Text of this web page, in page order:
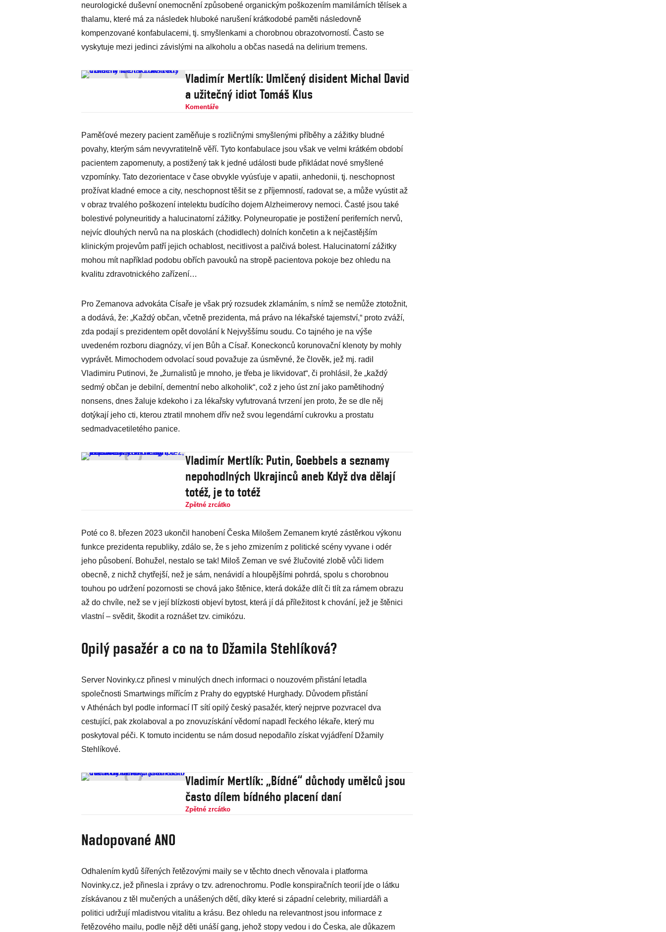
neurologické duševní onemocnění způsobené organickým poškozením mamilárních tělísek a
thalamu, které má za následek hluboké narušení krátkodobé paměti následovně
kompenzované konfabulacemi, tj. smyšlenkami a chorobnou obrazotvorností. Často se
vyskytuje mezi jedinci závislými na alkoholu a občas nasedá na delirium tremens.
Vladimír Mertlík: Umlčený disident Michal David
a užitečný idiot Tomáš Klus
Komentáře
Paměťové mezery pacient zaměňuje s rozličnými smyšlenými příběhy a zážitky bludné
povahy, kterým sám nevyvratitelně věří. Tyto konfabulace jsou však ve velmi krátkém období
pacientem zapomenuty, a postižený tak k jedné události bude přikládat nové smyšlené
vzpomínky. Tato dezorientace v čase obvykle vyúsťuje v apatii, anhedonii, tj. neschopnost
prožívat kladné emoce a city, neschopnost těšit se z příjemností, radovat se, a může vyústit až
v obraz trvalého poškození intelektu budícího dojem Alzheimerovy nemoci. Časté jsou také
bolestivé polyneuritidy a halucinatorní zážitky. Polyneuropatie je postižení periferních nervů,
nejvíc dlouhých nervů na na ploskách (chodidlech) dolních končetin a k nejčastějším
klinickým projevům patří jejich ochablost, necitlivost a palčivá bolest. Halucinatorní zážitky
mohou mít například podobu obřích pavouků na stropě pacientova pokoje bez ohledu na
kvalitu zdravotnického zařízení…
Pro Zemanova advokáta Císaře je však prý rozsudek zklamáním, s nímž se nemůže ztotožnit,
a dodává, že: „Každý občan, včetně prezidenta, má právo na lékařské tajemství,“ proto zváží,
zda podají s prezidentem opět dovolání k Nejvyššímu soudu. Co tajného je na výše
uvedeném rozboru diagnózy, ví jen Bůh a Císař. Koneckonců korunovační klenoty by mohly
vyprávět. Mimochodem odvolací soud považuje za úsměvné, že člověk, jež mj. radil
Vladimiru Putinovi, že „žurnalistů je mnoho, je třeba je likvidovat“, či prohlásil, že „každý
sedmý občan je debilní, dementní nebo alkoholik“, což z jeho úst zní jako pamětihodný
nonsens, dnes žaluje kdekoho i za lékařsky vyfutrovaná tvrzení jen proto, že se dle něj
dotýkají jeho cti, kterou ztratil mnohem dřív než svou legendární cukrovku a prostatu
sedmadvacetiletého panice.
Vladimír Mertlík: Putin, Goebbels a seznamy
nepohodlných Ukrajinců aneb Když dva dělají
totéž, je to totéž
Zpětné zrcátko
Poté co 8. březen 2023 ukončil hanobení Česka Milošem Zemanem kryté zástěrkou výkonu
funkce prezidenta republiky, zdálo se, že s jeho zmizením z politické scény vyvane i odér
jeho působení. Bohužel, nestalo se tak! Miloš Zeman ve své žlučovité zlobě vůči lidem
obecně, z nichž chytřejší, než je sám, nenávidí a hloupějšími pohrdá, spolu s chorobnou
touhou po udržení pozornosti se chová jako štěnice, která dokáže dlít či tlít za rámem obrazu
až do chvíle, než se v její blízkosti objeví bytost, která jí dá příležitost k chování, jež je štěnici
vlastní – svědit, škodit a roznášet tzv. cimikózu.
Opilý pasažér a co na to Džamila Stehlíková?
Server Novinky.cz přinesl v minulých dnech informaci o nouzovém přistání letadla
společnosti Smartwings mířícím z Prahy do egyptské Hurghady. Důvodem přistání
v Athénách byl podle informací IT sítí opilý český pasažér, který nejprve pozvracel dva
cestující, pak zkolaboval a po znovuzískání vědomí napadl řeckého lékaře, který mu
poskytoval péči. K tomuto incidentu se nám dosud nepodařilo získat vyjádření Džamily
Stehlíkové.
Vladimír Mertlík: „Bídné“ důchody umělců jsou
často dílem bídného placení daní
Zpětné zrcátko
Nadopované ANO
Odhalením kydů šířených řetězovými maily se v těchto dnech věnovala i platforma
Novinky.cz, jež přinesla i zprávy o tzv. adrenochromu. Podle konspiračních teorií jde o látku
získávanou z těl mučených a unášených dětí, díky které si západní celebrity, miliardáři a
politici udržují mladistvou vitalitu a krásu. Bez ohledu na relevantnost jsou informace z
řetězového mailu, podle nějž děti unáší gang, jehož stopy vedou i do Česka, ale důkazem